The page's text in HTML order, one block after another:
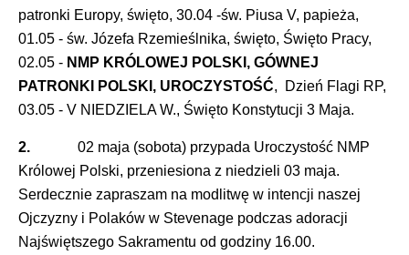
patronki Europy, święto, 30.04 -św. Piusa V, papieża,
01.05 - św. Józefa Rzemieślnika, święto, Święto Pracy,
02.05 - NMP KRÓLOWEJ POLSKI, GÓWNEJ
PATRONKI POLSKI, UROCZYSTOŚĆ, Dzień Flagi RP,
03.05 - V NIEDZIELA W., Święto Konstytucji 3 Maja.
2. 02 maja (sobota) przypada Uroczystość NMP
Królowej Polski, przeniesiona z niedzieli 03 maja.
Serdecznie zapraszam na modlitwę w intencji naszej
Ojczyzny i Polaków w Stevenage podczas adoracji
Najświętszego Sakramentu od godziny 16.00.